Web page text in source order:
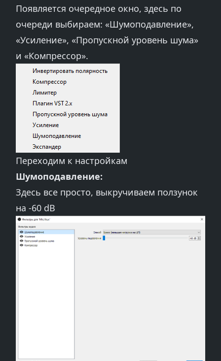
Появляется очередное окно, здесь по
очереди выбираем: «Шумоподавление»,
«Усиление», «Пропускной уровень шума»
и «Компрессор».
Переходим к настройкам
Шумоподавление:
Здесь все просто, выкручиваем ползунок
на -60 dB